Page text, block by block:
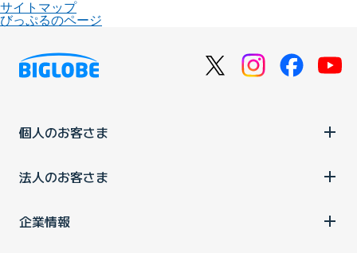
サイトマップ
びっぷるのページ
個人のお客さま
法人のお客さま
企業情報